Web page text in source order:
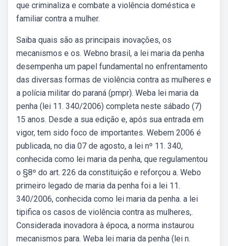
que criminaliza e combate a violência doméstica e
familiar contra a mulher.
Saiba quais são as principais inovações, os
mecanismos e os. Webno brasil, a lei maria da penha
desempenha um papel fundamental no enfrentamento
das diversas formas de violência contra as mulheres e
a polícia militar do paraná (pmpr). Weba lei maria da
penha (lei 11. 340/2006) completa neste sábado (7)
15 anos. Desde a sua edição e, após sua entrada em
vigor, tem sido foco de importantes. Webem 2006 é
publicada, no dia 07 de agosto, a lei nº 11. 340,
conhecida como lei maria da penha, que regulamentou
o §8º do art. 226 da constituição e reforçou a. Webo
primeiro legado de maria da penha foi a lei 11.
340/2006, conhecida como lei maria da penha. a lei
tipifica os casos de violência contra as mulheres,.
Considerada inovadora à época, a norma instaurou
mecanismos para. Weba lei maria da penha (lei n.